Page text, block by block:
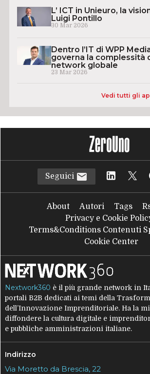
L’ ICT in Unieuro, la
Luigi Pontillo
30 Mar 2026
Dentro l’IT di WPP
governa la complessità
network globale
23 Mar 2026
Vedi tutti gli
Seguici
About Autori Tags
Privacy e Cookie
Terms&Conditions Contenuti
Cookie Center
Nextwork360 è il più grande network in
portali B2B dedicati ai temi della
dell’Innovazione Imprenditoriale. Ha la
diffondere la cultura digitale e
e pubbliche amministrazioni italiane.
Indirizzo
Via Moretto da Brescia, 22